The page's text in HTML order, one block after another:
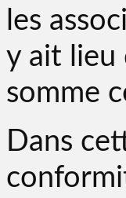
les
y ait lieu
somme
Dans